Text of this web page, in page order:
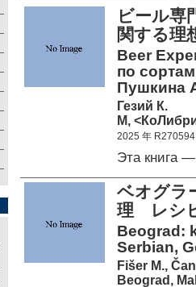
ビール
関する
Beer
по
Пушкина
Гезий К.
М,
2025 年 R270594
Эта книга
ベオグ
理 レシ
Beograd:
Serbian,
Fišer M.,
Beograd,